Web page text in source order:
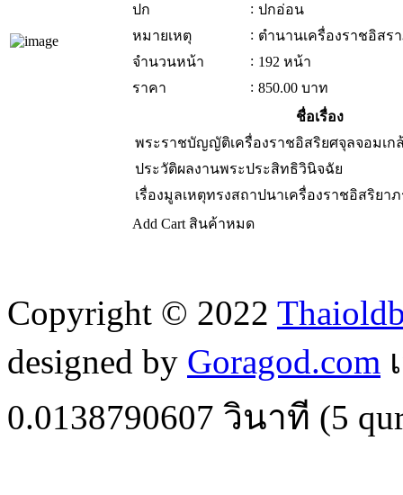
ปก
: ปกอ่อน
หมายเหตุ
: ตำนานเครื่องราชอิสร
จำนวนหน้า
: 192 หน้า
ราคา
: 850.00 บาท
ชื่อเรื่อง
พระราชบัญญัติเครื่องราชอิสริยศจุลจอมเก
ประวัติผลงานพระประสิทธิวินิจฉัย
เรื่องมูลเหตุทรงสถาปนาเครื่องราชอิสริยา
Add Cart สินค้าหมด
Copyright © 2022
designed by Goragod.com
0.0138790607 วินาที (5